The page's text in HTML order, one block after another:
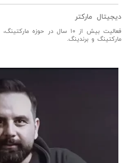
دیجیتال مارکتر
فعالیت بیش از 10 سال در حوزه
مارکتینگ و برندینگ.